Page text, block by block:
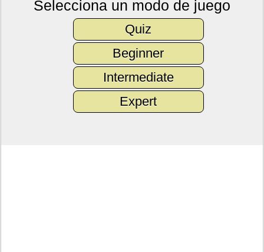
Selecciona un modo de juego
Quiz
Beginner
Intermediate
Expert